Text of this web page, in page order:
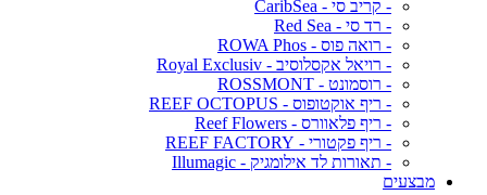
- קריב סי - CaribSea
- רד סי - Red Sea
- רואה פוס - ROWA Phos
- רויאל אקסלוסיב - Royal Exclusiv
- רוסמונט - ROSSMONT
- ריף אוקטופוס - REEF OCTOPUS
- ריף פלאוורס - Reef Flowers
- ריף פקטורי - REEF FACTORY
- תאורות לד אילומגיק - Illumagic
מבצעים